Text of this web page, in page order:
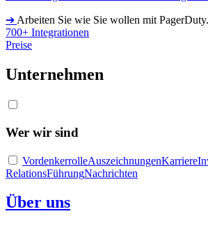
➔ Arbeiten Sie wie Sie wollen mit PagerDuty.
700+ Integrationen
Preise
Unternehmen
Wer wir sind
VordenkerrolleAuszeichnungenKarriere
RelationsFührungNachrichten
Über uns